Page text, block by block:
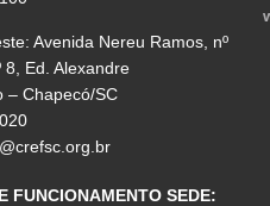
Avenida Nereu Ramos, nº
8, Ed. Alexandre
– Chapecó/SC
FUNCIONAMENTO SEDE: